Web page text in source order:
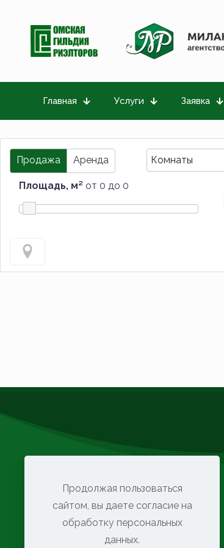
Главная Услуги Заявка
Продажа Аренда
Площадь, м² от 0 до 0
Продолжая пользоваться
сайтом, вы даете согласие на
обработку персональных
данных.